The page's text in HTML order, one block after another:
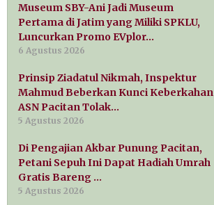
Museum SBY-Ani Jadi Museum
Pertama di Jatim yang Miliki SPKLU,
Luncurkan Promo EVplor…
6 Agustus 2026
Prinsip Ziadatul Nikmah, Inspektur
Mahmud Beberkan Kunci Keberkahan
ASN Pacitan Tolak…
5 Agustus 2026
Di Pengajian Akbar Punung Pacitan,
Petani Sepuh Ini Dapat Hadiah Umrah
Gratis Bareng …
5 Agustus 2026